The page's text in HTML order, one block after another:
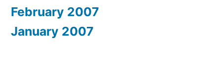
February 2007
January 2007